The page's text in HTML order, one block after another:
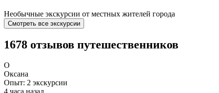
Необычные экскурсии от местных жителей города
Смотреть все экскурсии
1678 отзывов путешественников
О
Оксана
Опыт: 2 экскурсии
4 часа назад